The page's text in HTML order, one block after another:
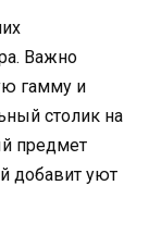
Важно
гамму и
столик на
предмет
добавит уют